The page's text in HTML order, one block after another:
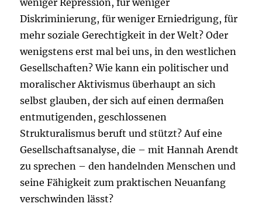
weniger Repression, für weniger
Diskriminierung, für weniger Erniedrigung, für
mehr soziale Gerechtigkeit in der Welt? Oder
wenigstens erst mal bei uns, in den westlichen
Gesellschaften? Wie kann ein politischer und
moralischer Aktivismus überhaupt an sich
selbst glauben, der sich auf einen dermaßen
entmutigenden, geschlossenen
Strukturalismus beruft und stützt? Auf eine
Gesellschaftsanalyse, die – mit Hannah Arendt
zu sprechen – den handelnden Menschen und
seine Fähigkeit zum praktischen Neuanfang
verschwinden lässt?